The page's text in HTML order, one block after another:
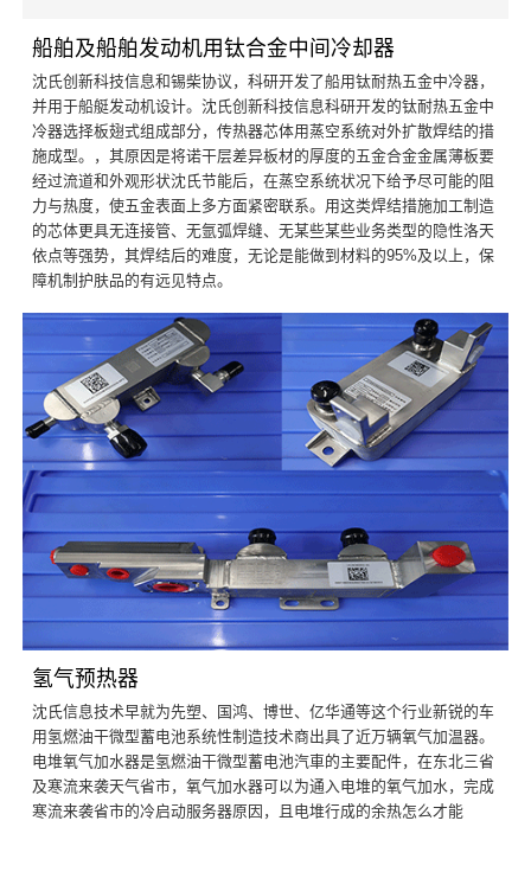
船舶及船舶发动机用钛合金中间冷却器
沈氏创新科技信息和锡柴协议，科研开发了船用钛耐热五金中冷器，
并用于船艇发动机设计。沈氏创新科技信息科研开发的钛耐热五金中
冷器选择板翅式组成部分，传热器芯体用蒸空系统对外扩散焊结的措
施成型。，其原因是将诺干层差异板材的厚度的五金合金金属薄板要
经过流道和外观形状沈氏节能后，在蒸空系统状况下给予尽可能的阻
力与热度，使五金表面上多方面紧密联系。用这类焊结措施加工制造
的芯体更具无连接管、无氩弧焊缝、无某些某些业务类型的隐性洛天
依点等强势，其焊结后的难度，无论是能做到材料的95%及以上，保
障机制护肤品的有远见特点。
氢气预热器
沈氏信息技术早就为先塑、国鸿、博世、亿华通等这个行业新锐的车
用氢燃油干微型蓄电池系统性制造技术商出具了近万辆氧气加温器。
电堆氧气加水器是氢燃油干微型蓄电池汽車的主要配件，在东北三省
及寒流来袭天气省市，氧气加水器可以为通入电堆的氧气加水，完成
寒流来袭省市的冷启动服务器原因，且电堆行成的余热怎么才能